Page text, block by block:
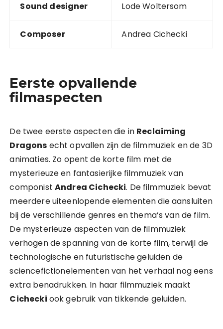
Sound designer Lode Woltersom
Composer Andrea Cichecki
Eerste opvallende
filmaspecten
De twee eerste aspecten die in Reclaiming
Dragons echt opvallen zijn de filmmuziek en de 3D
animaties. Zo opent de korte film met de
mysterieuze en fantasierijke filmmuziek van
componist Andrea Cichecki. De filmmuziek bevat
meerdere uiteenlopende elementen die aansluiten
bij de verschillende genres en thema’s van de film.
De mysterieuze aspecten van de filmmuziek
verhogen de spanning van de korte film, terwijl de
technologische en futuristische geluiden de
sciencefictionelementen van het verhaal nog eens
extra benadrukken. In haar filmmuziek maakt
Cichecki ook gebruik van tikkende geluiden.